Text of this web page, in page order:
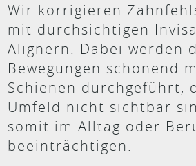
Wir korrigieren
mit durchsichtigen
Alignern. Dabei werden
Bewegungen schonend
Schienen durchgeführt,
Umfeld nicht sichtbar
somit im Alltag oder
beeinträchtigen.